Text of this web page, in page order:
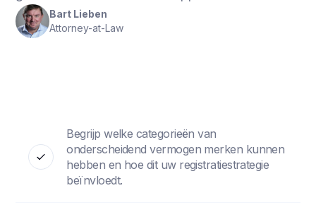
Bart Lieben
Attorney-at-Law
Begrijp welke categorieën van
onderscheidend vermogen merken kunnen
hebben en hoe dit uw registratiestrategie
beïnvloedt.